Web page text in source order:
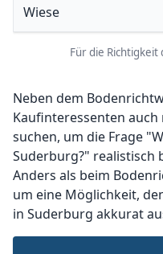
Wiese
Für die
Neben dem
Kaufinteressenten
suchen, um die Frage
Suderburg?" realistisch
Anders als beim
um eine Möglichkeit,
in Suderburg akkurat